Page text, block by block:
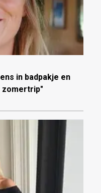
in badpakje en
zomertrip"